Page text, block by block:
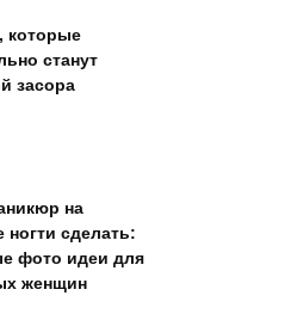
которые
станут
засора
на
ногти сделать:
фото идеи для
женщин